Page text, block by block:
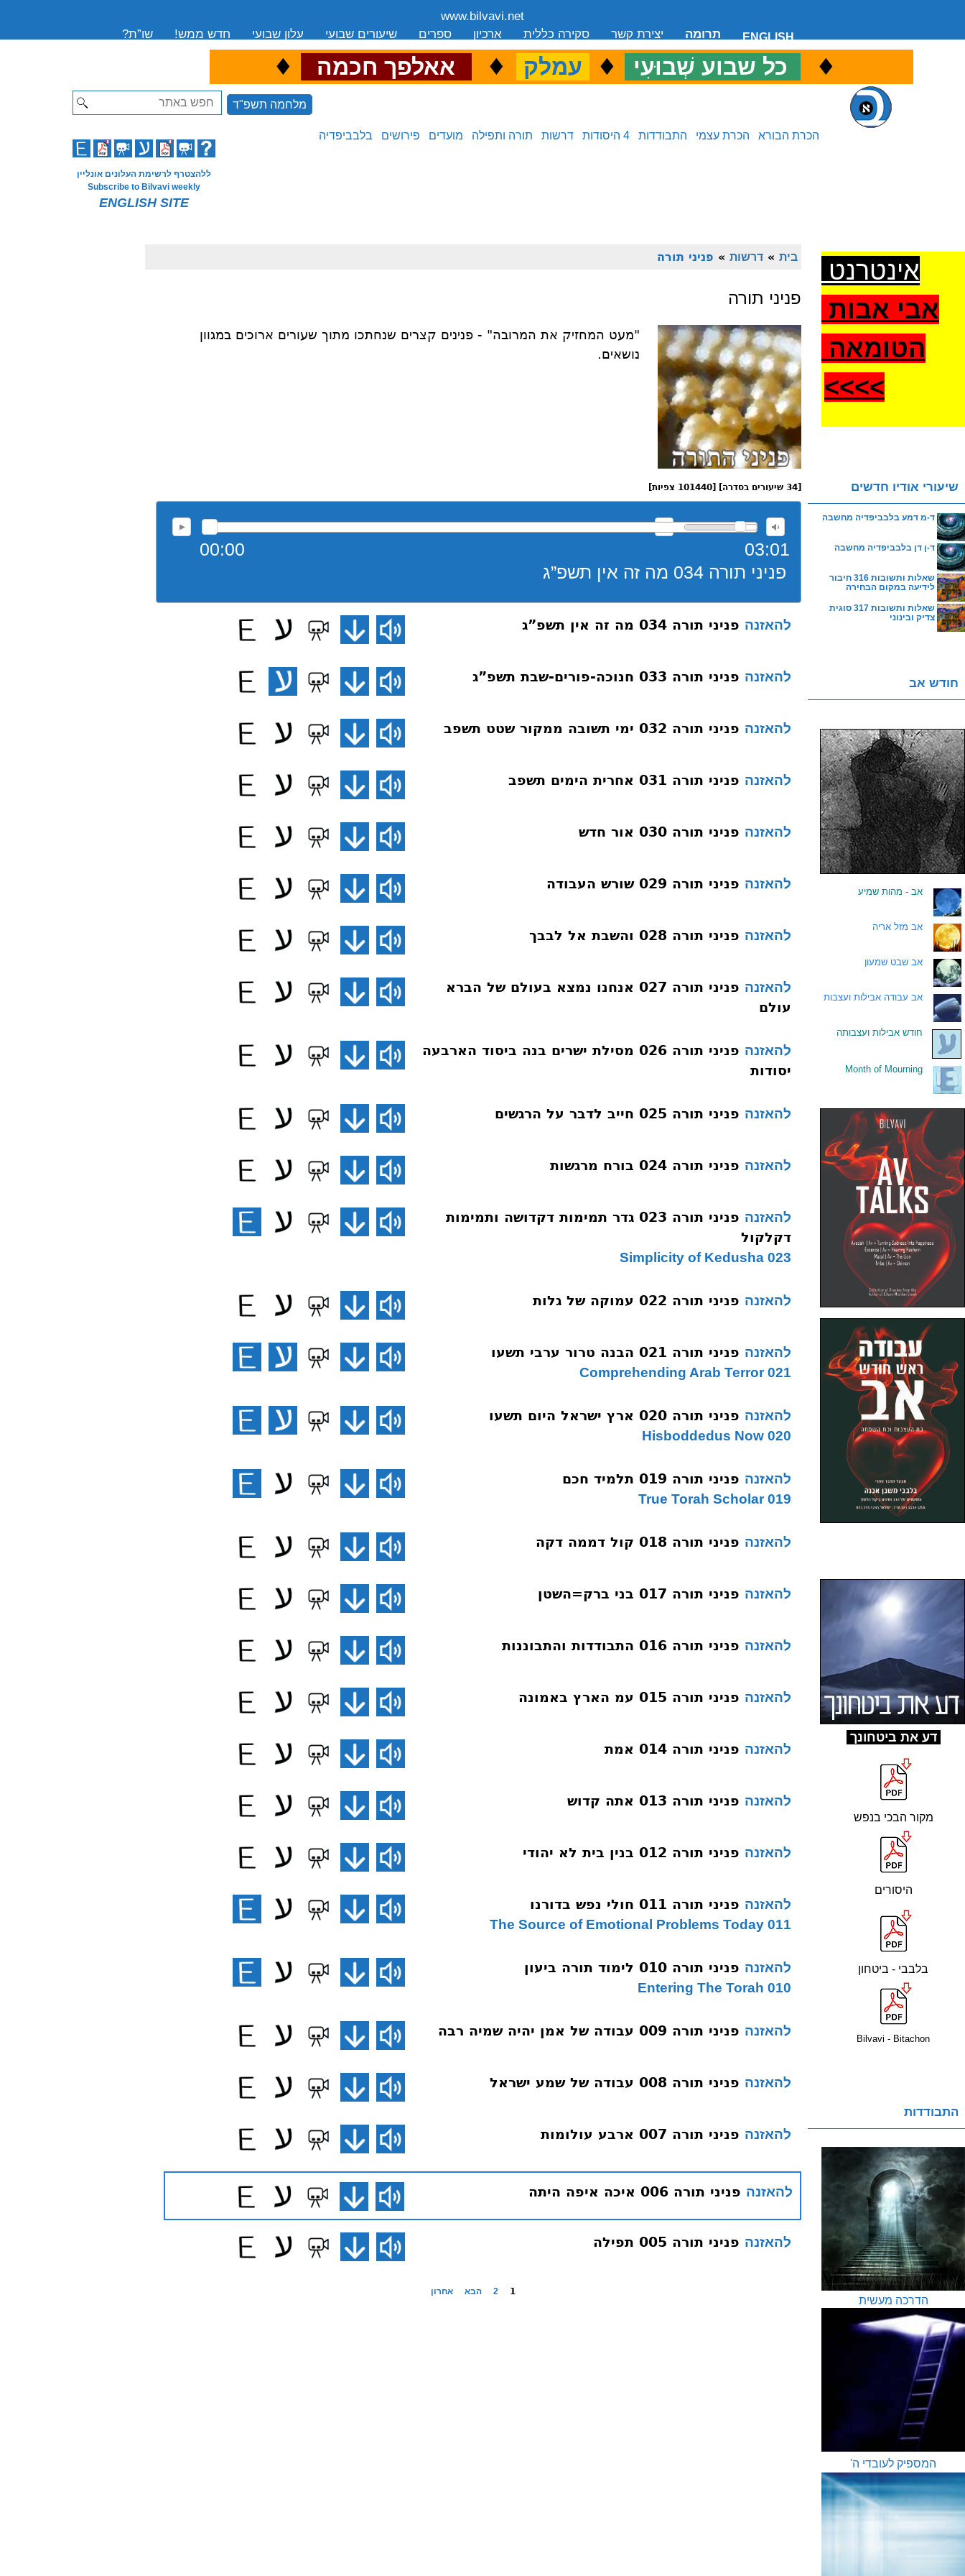
www.bilvavi.net
שו”ת?
חדש ממש! עלון שבועי שיעורים שבועי ספרים ארכיון סקירה כללית יצירת קשר תרומה ENGLISH
♦ כל שבוע שְׁבוּעִי ♦ עמלק ♦ אאלפך חכמה ♦
Search
מלחמה תשפ"ד
הכרת הבורא הכרת עצמי התבודדות 4 היסודות דרשות תורה ותפילה מועדים פירושים בלבביפדיה
ללהצטרף לרשימת העלונים אונליין
Subscribe to Bilvavi weekly
ENGLISH SITE
בית »דרשות » פניני תורה
פניני תורה
"מעט המחזיק את המרובה" - פנינים קצרים שנחתכו מתוך שעורים ארוכים במגוון
נושאים.
[34 שיעורים בסדרה] [101440 צפיות]
00:00
03:01
פניני תורה 034 מה זה אין תשפ”ג
להאזנה פניני תורה 034 מה זה אין תשפ”ג
להאזנה פניני תורה 033 חנוכה-פורים-שבת תשפ”ג
להאזנה פניני תורה 032 ימי תשובה ממקור שטט תשפב
להאזנה פניני תורה 031 אחרית הימים תשפב
להאזנה פניני תורה 030 אור חדש
להאזנה פניני תורה 029 שורש העבודה
להאזנה פניני תורה 028 והשבת אל לבבך
להאזנה
פניני תורה 027 אנחנו נמצא בעולם של הברא
עולם
להאזנה
פניני תורה 026 מסילת ישרים בנה ביסוד הארבעה
יסודות
להאזנה פניני תורה 025 חייב לדבר על הרגשים
להאזנה פניני תורה 024 בורח מרגשות
להאזנה
פניני תורה 023 גדר תמימות דקדושה ותמימות
דקלקול
023 Simplicity of Kedusha
להאזנה פניני תורה 022 עמוקה של גלות
להאזנה פניני תורה 021 הבנה טרור ערבי תשעו
021 Comprehending Arab Terror
להאזנה פניני תורה 020 ארץ ישראל היום תשעו
020 Hisboddedus Now
להאזנה פניני תורה 019 תלמיד חכם
019 True Torah Scholar
להאזנה פניני תורה 018 קול דממה דקה
להאזנה פניני תורה 017 בני ברק=השטן
להאזנה פניני תורה 016 התבודדות והתבוננות
להאזנה פניני תורה 015 עמ הארץ באמונה
להאזנה פניני תורה 014 אמת
להאזנה פניני תורה 013 אתה קדוש
להאזנה פניני תורה 012 בנין בית לא יהודי
להאזנה פניני תורה 011 חולי נפש בדורנו
011 The Source of Emotional Problems Today
להאזנה פניני תורה 010 לימוד תורה ביעון
010 Entering The Torah
להאזנה פניני תורה 009 עבודה של אמן יהיה שמיה רבה
להאזנה פניני תורה 008 עבודה של שמע ישראל
להאזנה פניני תורה 007 ארבע עולומות
להאזנה פניני תורה 006 איכה איפה היתה
להאזנה פניני תורה 005 תפילה
1
2 הבא אחרון
אינטרנט
אבי אבות
הטומאה
>>>
>
שיעורי אודיו חדשים
ד-מ דמע בלבביפדיה מחשבה
ד-ן דן בלבביפדיה מחשבה
שאלות ותשובות 316 חיבור
לידיעה במקום הבחירה
שאלות ותשובות 317 סוגית
צדיק ובינוני
חודש אב
אב - מהות שמיע
אב מזל אריה
אב שבט שמעון
אב עבודה אבילות ועצבות
חודש אבילות ועצבותה
Month of Mourning
דע את ביטחונך
מקור הבכי בנפש
היסורים
בלבבי - ביטחון
Bilvavi - Bitachon
התבודדות
הדרכה מעשית
המספיק לעובדי ה'